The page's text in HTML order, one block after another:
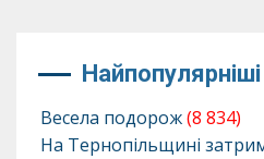
Найпопулярніші
Весела подорож(8 834)
На Тернопільщині